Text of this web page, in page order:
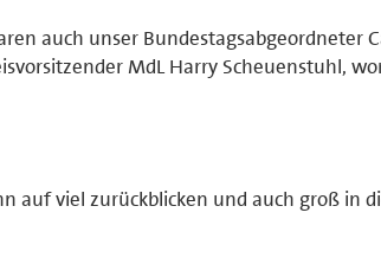
auch unser Bundestagsabgeordneter
MdL Harry Scheuenstuhl,
auf viel zurückblicken und auch groß in